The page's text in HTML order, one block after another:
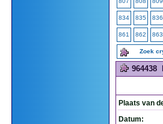
834 835 836
861 862 863
Zoek
964438
Plaats van
Datum: